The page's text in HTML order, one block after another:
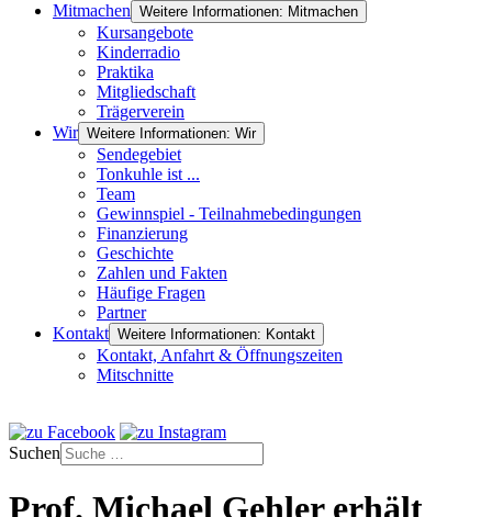
Mitmachen Weitere Informationen: Mitmachen
Kursangebote
Kinderradio
Praktika
Mitgliedschaft
Trägerverein
Wir Weitere Informationen: Wir
Sendegebiet
Tonkuhle ist ...
Team
Gewinnspiel - Teilnahmebedingungen
Finanzierung
Geschichte
Zahlen und Fakten
Häufige Fragen
Partner
Kontakt Weitere Informationen: Kontakt
Kontakt, Anfahrt & Öffnungszeiten
Mitschnitte
Suchen
Prof. Michael Gehler erhält